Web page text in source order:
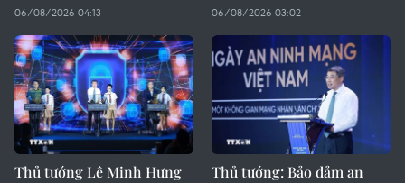
06/08/2026 04:13 06/08/2026 03:02
Thủ tướng Lê Minh Hưng Thủ tướng: Bảo đảm an